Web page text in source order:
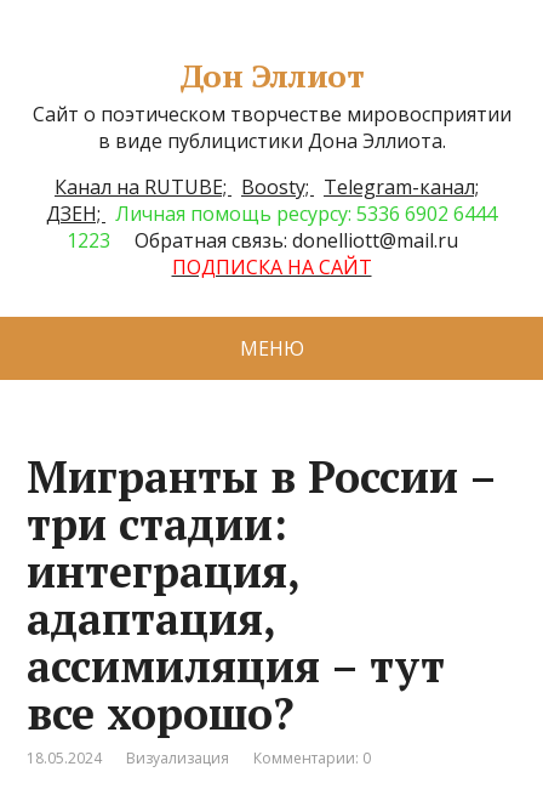
Дон Эллиот
Сайт о поэтическом творчестве мировосприятии
в виде публицистики Дона Эллиота.
Канал на RUTUBE;
Boosty;
Telegram-канал;
ДЗЕН; Личная помощь ресурсу: 5336 6902 6444
1223
Обратная связь: donelliott@mail.ru
ПОДПИСКА НА САЙТ
МЕНЮ
Мигранты в России –
три стадии:
интеграция,
адаптация,
ассимиляция – тут
все хорошо?
18.05.2024 Визуализация Комментарии: 0